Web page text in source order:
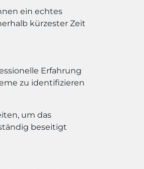
ein echtes
kürzester Zeit
Erfahrung
zu identifizieren
um das
beseitigt